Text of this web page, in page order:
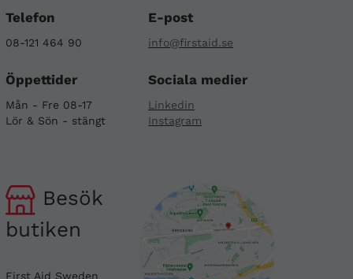
Telefon
08-121 464 90
E-post
info@firstaid.se
Öppettider
Mån - Fre 08-17
Lör & Sön - stängt
Sociala medier
Linkedin
Instagram
Besök
butiken
First Aid Sweden